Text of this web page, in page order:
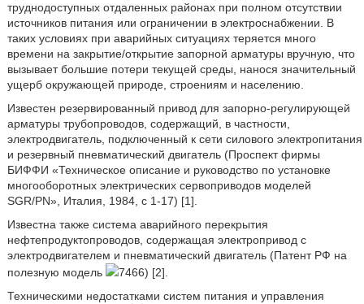
труднодоступных отдаленных районах при полном отсутствии
источников питания или ограничении в электроснабжении. В
таких условиях при аварийных ситуациях теряется много
времени на закрытие/открытие запорной арматуры вручную, что
вызывает большие потери текущей среды, нанося значительный
ущерб окружающей природе, строениям и населению.
Известен резервированный привод для запорно-регулирующей
арматуры трубопроводов, содержащий, в частности,
электродвигатель, подключенный к сети силового электропитания
и резервный пневматический двигатель (Проспект фирмы
БИФФИ «Техническое описание и руководство по установке
многооборотных электрических сервоприводов моделей
SGR/PN», Италия, 1984, с 1-17) [1].
Известна также система аварийного перекрытия
нефтепродуктопроводов, содержащая электропривод с
электродвигателем и пневматический двигатель (Патент РФ на
полезную модель
7466) [2].
Техническими недостатками систем питания и управления